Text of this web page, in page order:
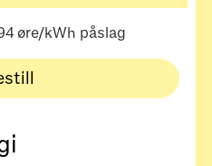
øre/kWh påslag